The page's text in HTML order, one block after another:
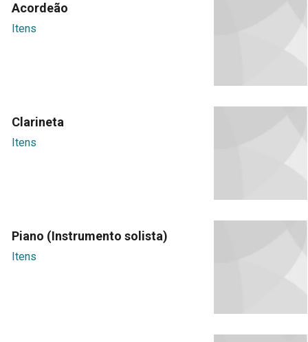
Acordeão
Itens
Clarineta
Itens
Piano (Instrumento solista)
Itens